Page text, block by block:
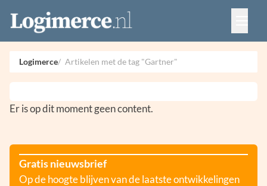
Vacatures
Events
Adverteren
Partners
Logimerce Artikelen met de tag "Gartner"
Er is op dit moment geen content.
Gratis nieuwsbrief
Op de hoogte blijven van de laatste ontwikkelingen